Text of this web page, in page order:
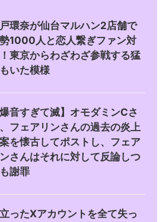
環奈が仙台マルハン2店舗で
1000人と恋人繋ぎファン対
東京からわざわざ参戦する猛
いた模様
爆音すぎて滅】オモダミンCさ
フェアリンさんの過去の炎上
を懐古してポストし、フェア
さんはそれに対して反論しつ
謝罪
ったXアカウントを全て失っ